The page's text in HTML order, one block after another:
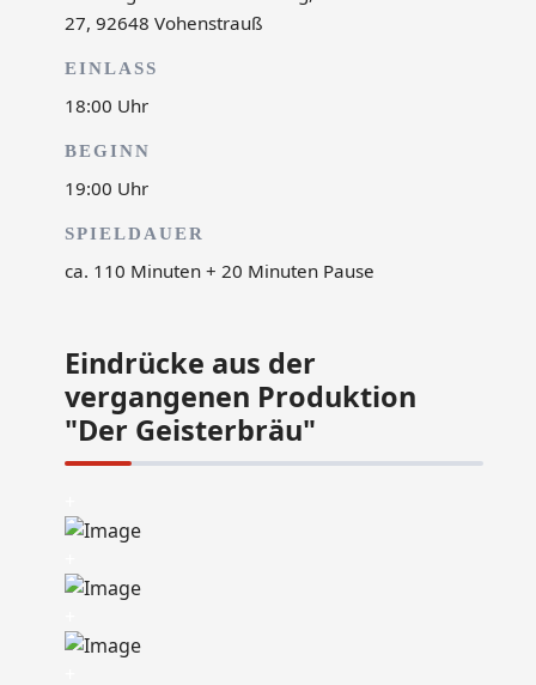
27, 92648 Vohenstrauß
EINLASS
18:00 Uhr
BEGINN
19:00 Uhr
SPIELDAUER
ca. 110 Minuten + 20 Minuten Pause
Eindrücke aus der
vergangenen Produktion
"Der Geisterbräu"